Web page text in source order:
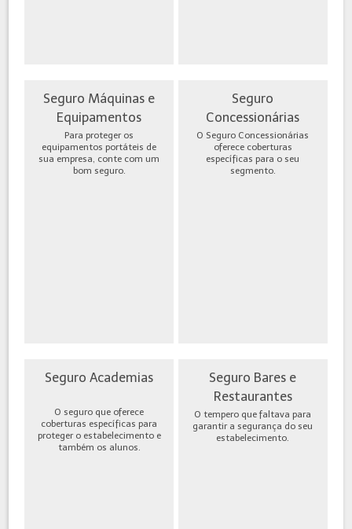
Seguro Máquinas e
Equipamentos
Para proteger os
equipamentos portáteis de
sua empresa, conte com um
bom seguro.
Seguro
Concessionárias
O Seguro Concessionárias
oferece coberturas
específicas para o seu
segmento.
Seguro Academias
O seguro que oferece
coberturas específicas para
proteger o estabelecimento e
também os alunos.
Seguro Bares e
Restaurantes
O tempero que faltava para
garantir a segurança do seu
estabelecimento.